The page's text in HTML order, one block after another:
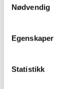
Nødvendig
Egenskaper
Statistikk